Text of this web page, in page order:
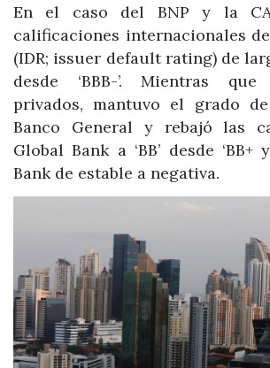
En el caso del BNP y la
calificaciones internacionales
(IDR; issuer default rating) de
desde ‘BBB-’. Mientras
privados, mantuvo el grado
Banco General y rebajó las
Global Bank a ‘BB’ desde
Bank de estable a negativa.